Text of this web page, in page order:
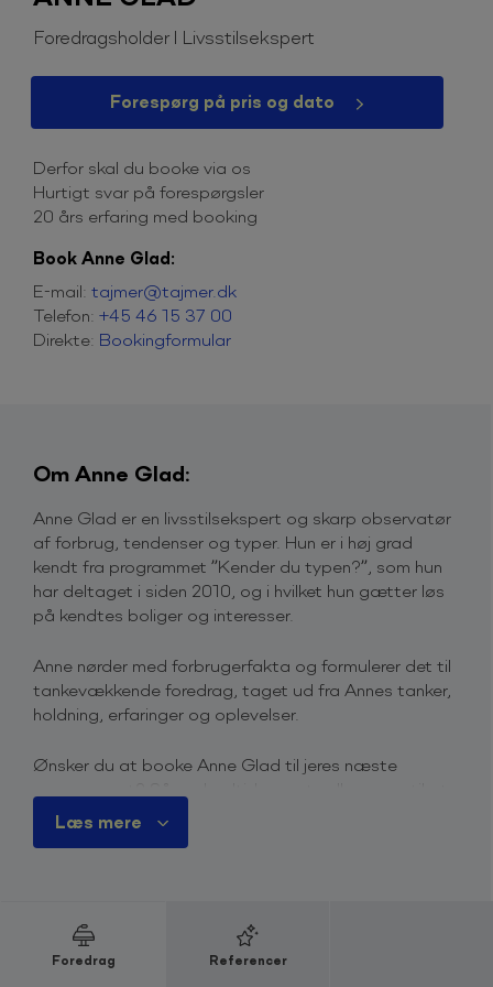
Foredragsholder l Livsstilsekspert
Forespørg på pris og dato
Derfor skal du booke via os
Hurtigt svar på forespørgsler
20 års erfaring med booking
Book Anne Glad:
E-mail: tajmer@tajmer.dk
Telefon: +45 46 15 37 00
Direkte: Bookingformular
Om Anne Glad:
Anne Glad er en livsstilsekspert og skarp observatør
af forbrug, tendenser og typer. Hun er i høj grad
kendt fra programmet ”Kender du typen?”, som hun
har deltaget i siden 2010, og i hvilket hun gætter løs
på kendtes boliger og interesser.
Anne nørder med forbrugerfakta og formulerer det til
tankevækkende foredrag, taget ud fra Annes tanker,
holdning, erfaringer og oplevelser.
Ønsker du at booke Anne Glad til jeres næste
kontakte os via bookingformularen på denne side. Vi
+45 4615 3700
, for mere information omkring priser
og ledighed.
Læs mere
Foredrag Referencer